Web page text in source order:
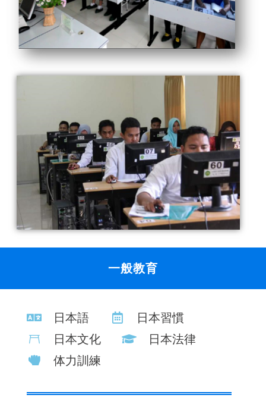
一般教育
日本語
日本習慣
日本文化
日本法律
体力訓練